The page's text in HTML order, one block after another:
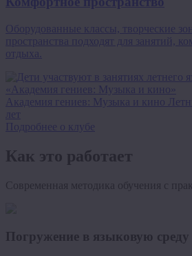
Оборудованные классы, творческие
пространства подходят для занятий,
отдыха.
Академия гениев: Музыка и кино
лет
Подробнее о клубе
Как это работает
Современная методика обучения с
Погружение в языковую среду